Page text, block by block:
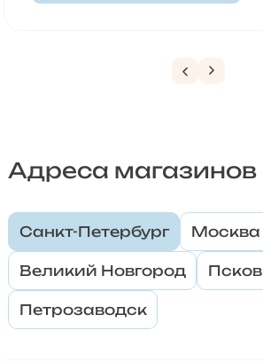
Адреса магазинов
Санкт-Петербург Москва
Великий Новгород Псков
Петрозаводск